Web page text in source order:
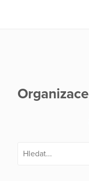
Organizace